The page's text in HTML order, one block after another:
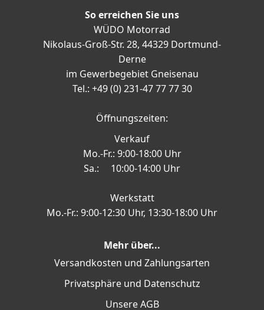
So erreichen Sie uns
WÜDO Motorrad
Nikolaus-Groß-Str. 28, 44329 Dortmund-
Derne
im Gewerbegebiet Gneisenau
Tel.: +49 (0) 231-47 77 77 30
Öffnungszeiten:
Verkauf
Mo.-Fr.: 9:00-18:00 Uhr
Sa.: 10:00-14:00 Uhr
Werkstatt
Mo.-Fr.: 9:00-12:30 Uhr, 13:30-18:00 Uhr
Mehr über...
Versandkosten und Zahlungsarten
Privatsphäre und Datenschutz
Unsere AGB